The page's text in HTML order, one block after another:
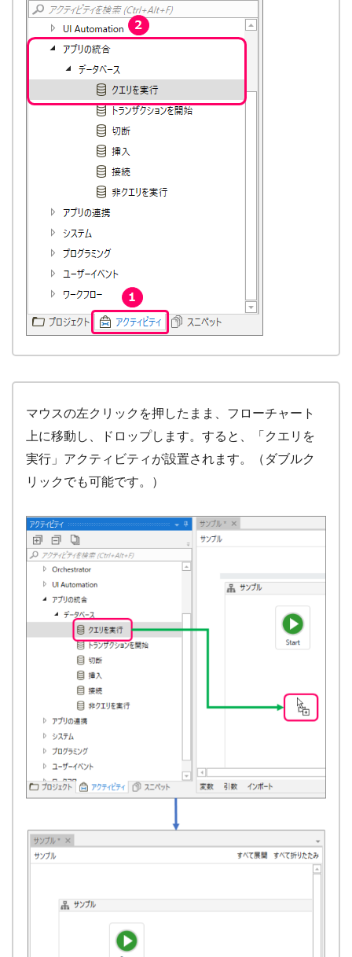
マウスの左クリックを押したまま、フローチャート
上に移動し、ドロップします。すると、「クエリを
実行」アクティビティが設置されます。（ダブルク
リックでも可能です。）